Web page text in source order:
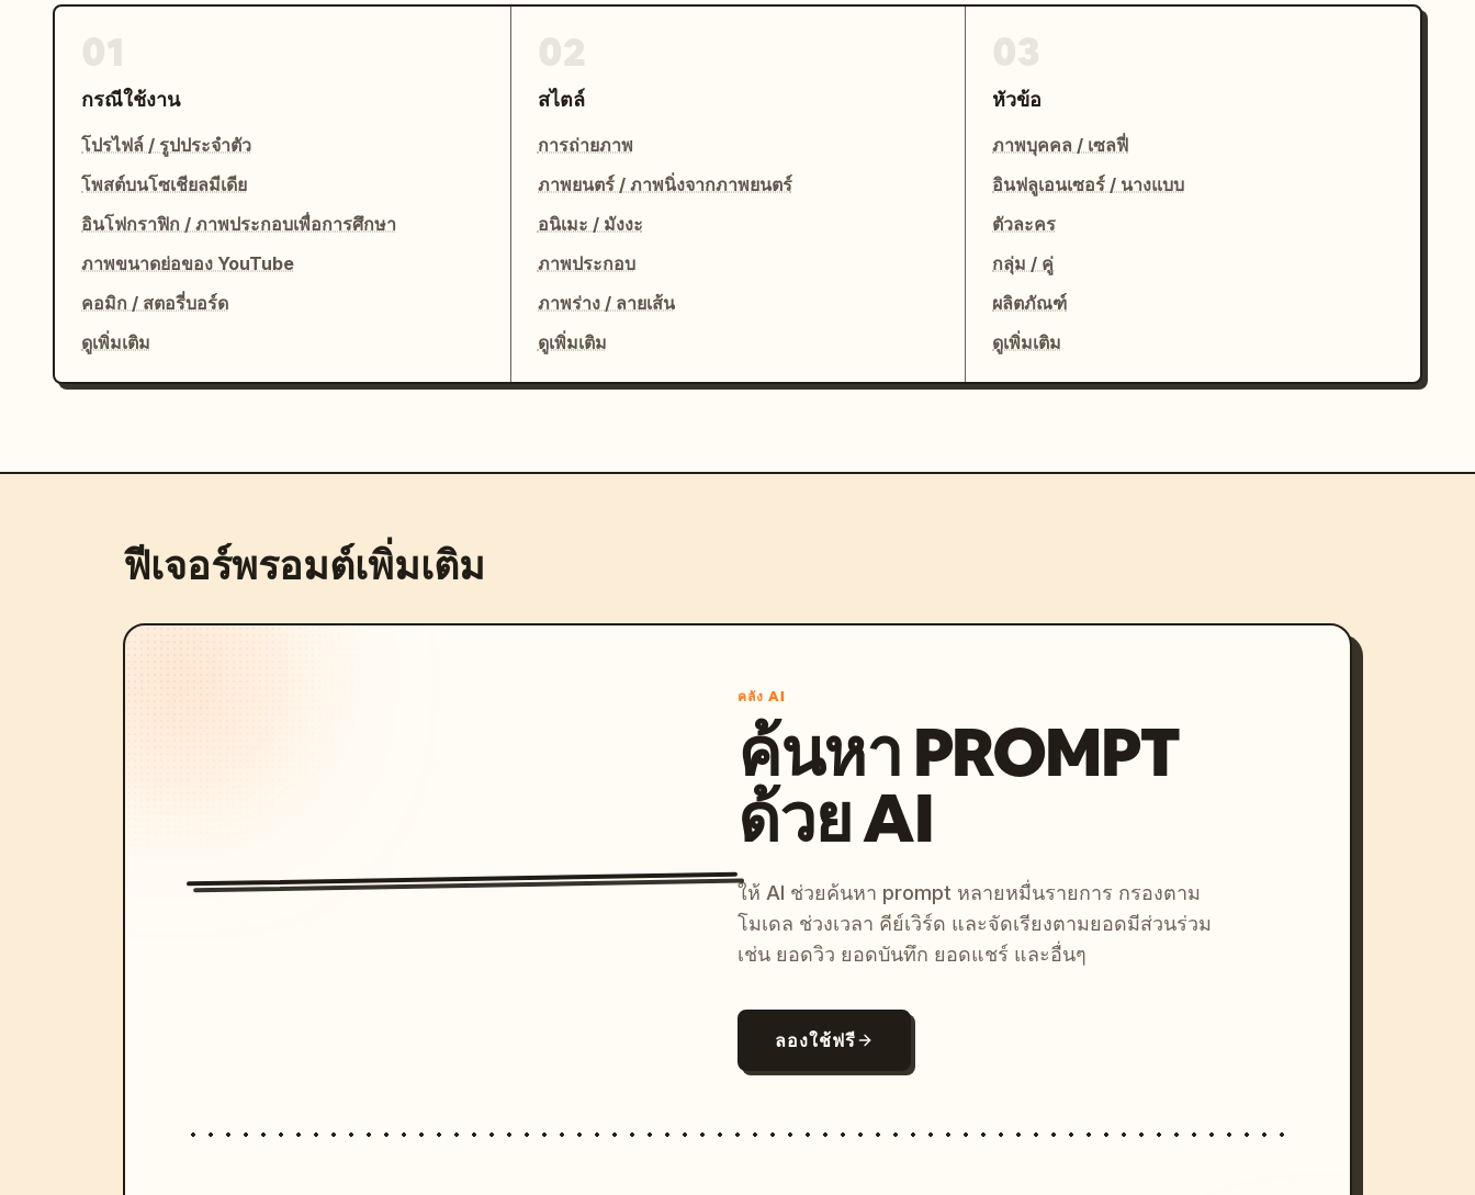
กรณีใช้งาน
โปรไฟล์ / รูปประจำตัว
โพสต์บนโซเชียลมีเดีย
อินโฟกราฟิก / ภาพประกอบเพื่อการศึกษา
ภาพขนาดย่อของ YouTube
คอมิก / สตอรี่บอร์ด
ดูเพิ่มเติม
สไตล์
การถ่ายภาพ
ภาพยนตร์ / ภาพนิ่งจากภาพยนตร์
อนิเมะ / มังงะ
ภาพประกอบ
ภาพร่าง / ลายเส้น
ดูเพิ่มเติม
หัวข้อ
ภาพบุคคล / เซลฟี่
อินฟลูเอนเซอร์ / นางแบบ
ตัวละคร
กลุ่ม / คู่
ผลิตภัณฑ์
ดูเพิ่มเติม
ฟีเจอร์พรอมต์เพิ่มเติม
คลัง AI
ค้นหา PROMPT
ด้วย AI
ให้ AI ช่วยค้นหา prompt หลายหมื่นรายการ กรองตาม
โมเดล ช่วงเวลา คีย์เวิร์ด และจัดเรียงตามยอดมีส่วนร่วม
เช่น ยอดวิว ยอดบันทึก ยอดแชร์ และอื่นๆ
ลองใช้ฟรี